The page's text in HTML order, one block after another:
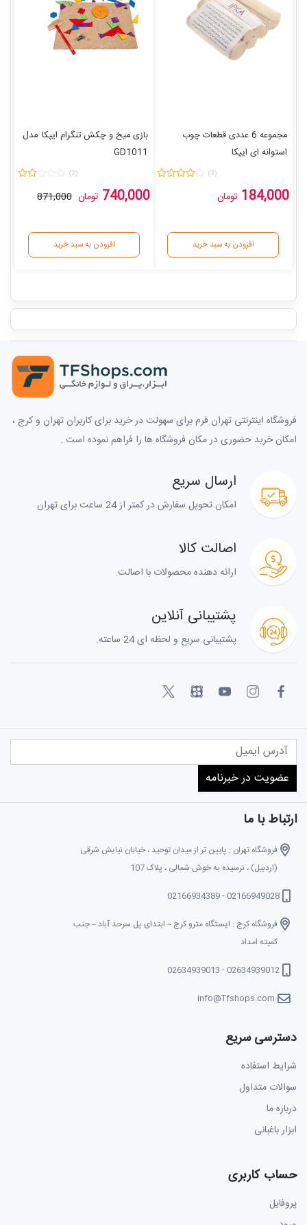
مجموعه 6 عددی قطعات چوب
استوانه ای ایپکا
(3)
184,000 تومان
افزودن به سبد خرید
بازی میخ و چکش تنگرام ایپکا مدل
GD1011
(2)
740,000 تومان 871,000
افزودن به سبد خرید
فروشگاه اینترنتی تهران فرم برای سهولت در خرید برای کاربران تهران و کرج ،
امکان خرید حضوری در مکان فروشگاه ها را فراهم نموده است .
ارسال سریع
امکان تحویل سفارش در کمتر از 24 ساعت برای تهران
اصالت کالا
ارائه دهنده محصولات با اصالت.
پشتیبانی آنلاین
پشتیبانی سریع و لحظه ای 24 ساعته.
ارتباط با ما
فروشگاه تهران : پایین تر از میدان توحید ، خیابان نیایش شرقی
(اردبیل) ، نرسیده به خوش شمالی ، پلاک 107
02166949028 - 02166934389
فروشگاه کرج : ایستگاه مترو کرج – ابتدای پل سرحد آباد – جنب
کمیته امداد
02634939012 - 02634939013
info@Tfshops.com
دسترسی سریع
شرایط استفاده
سوالات متداول
درباره ما
ابزار باغبانی
حساب کاربری
پروفایل